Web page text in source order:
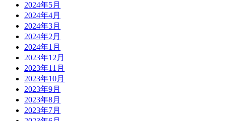
2024年5月
2024年4月
2024年3月
2024年2月
2024年1月
2023年12月
2023年11月
2023年10月
2023年9月
2023年8月
2023年7月